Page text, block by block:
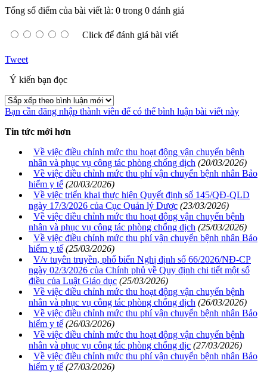
Tổng số điểm của bài viết là: 0 trong 0 đánh giá
Click để đánh giá bài viết
Tweet
Ý kiến bạn đọc
Bạn cần đăng nhập thành viên để có thể bình luận bài viết này
Tin tức mới hơn
Về việc điều chỉnh mức thu hoạt động vận chuyển bệnh
nhân và phục vụ công tác phòng chống dịch (20/03/2026)
Về việc điều chỉnh mức thu phí vận chuyển bệnh nhân Bảo
hiểm y tế (20/03/2026)
Về việc triển khai thực hiện Quyết định số 145/QĐ-QLD
ngày 17/3/2026 của Cục Quản lý Dược (23/03/2026)
Về việc điều chỉnh mức thu hoạt động vận chuyển bệnh
nhân và phục vụ công tác phòng chống dịch (25/03/2026)
Về việc điều chỉnh mức thu phí vận chuyển bệnh nhân Bảo
hiểm y tế (25/03/2026)
V/v tuyên truyền, phổ biến Nghị định số 66/2026/NĐ-CP
ngày 02/3/2026 của Chính phủ về Quy định chi tiết một số
điều của Luật Giáo dục (25/03/2026)
Về việc điều chỉnh mức thu hoạt động vận chuyển bệnh
nhân và phục vụ công tác phòng chống dịch (26/03/2026)
Về việc điều chỉnh mức thu phí vận chuyển bệnh nhân Bảo
hiểm y tế (26/03/2026)
Về việc điều chỉnh mức thu hoạt động vận chuyển bệnh
nhân và phục vụ công tác phòng chống dịc (27/03/2026)
Về việc điều chỉnh mức thu phí vận chuyển bệnh nhân Bảo
hiểm y tế (27/03/2026)